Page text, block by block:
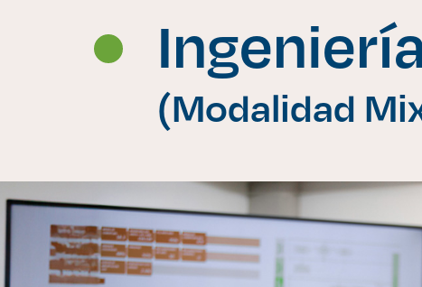
(Modalidad